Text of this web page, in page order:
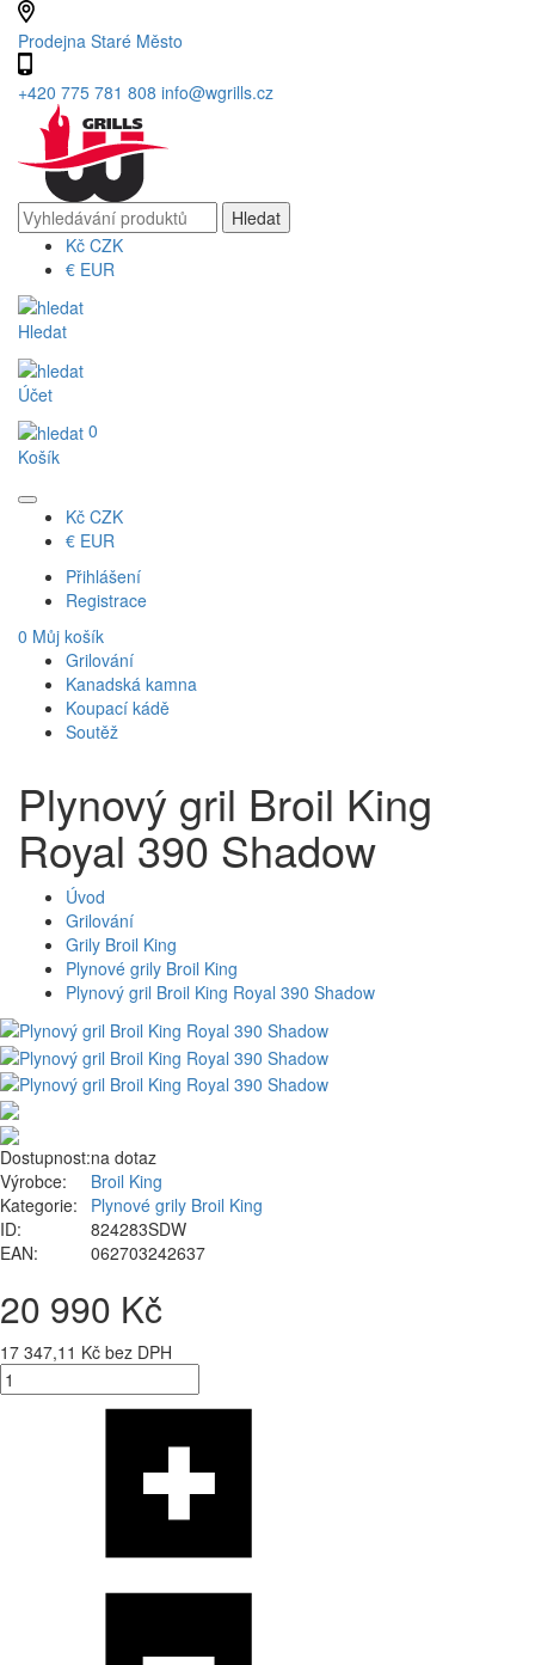
Prodejna Staré Město
+420 775 781 808 info@wgrills.cz
Kč CZK
€ EUR
Hledat
Účet
0
Košík
Kč CZK
€ EUR
Přihlášení
Registrace
0 Můj košík
Grilování
Kanadská kamna
Koupací kádě
Soutěž
Plynový gril Broil King
Royal 390 Shadow
Úvod
Grilování
Grily Broil King
Plynové grily Broil King
Plynový gril Broil King Royal 390 Shadow
Dostupnost:na dotaz
Výrobce:
Broil King
Kategorie:
Plynové grily Broil King
ID:
824283SDW
EAN:
062703242637
20 990 Kč
17 347,11 Kč bez DPH